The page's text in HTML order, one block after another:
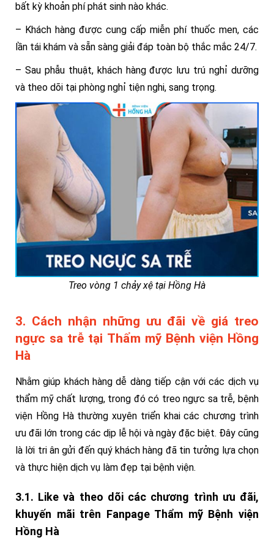
bất kỳ khoản phí phát sinh nào khác.
– Khách hàng được cung cấp miễn phí thuốc men, các
lần tái khám và sẵn sàng giải đáp toàn bộ thắc mắc 24/7.
– Sau phẫu thuật, khách hàng được lưu trú nghỉ dưỡng
và theo dõi tại phòng nghỉ tiện nghi, sang trọng.
Treo vòng 1 chảy xệ tại Hồng Hà
3. Cách nhận những ưu đãi về giá treo
ngực sa trễ tại Thẩm mỹ Bệnh viện Hồng
Hà
Nhằm giúp khách hàng dễ dàng tiếp cận với các dịch vụ
thẩm mỹ chất lượng, trong đó có treo ngực sa trễ, bệnh
viện Hồng Hà thường xuyên triển khai các chương trình
ưu đãi lớn trong các dịp lễ hội và ngày đặc biệt. Đây cũng
là lời tri ân gửi đến quý khách hàng đã tin tưởng lựa chọn
và thực hiện dịch vụ làm đẹp tại bệnh viện.
3.1. Like và theo dõi các chương trình ưu đãi,
khuyến mãi trên Fanpage Thẩm mỹ Bệnh viện
Hồng Hà